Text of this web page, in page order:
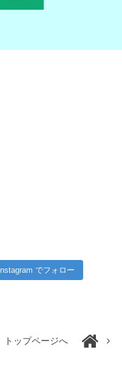
Instagram でフォロー
トップページへ